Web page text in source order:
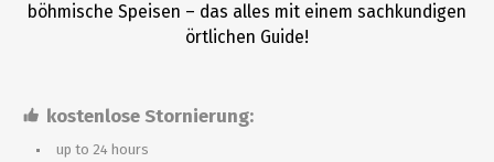
böhmische Speisen – das alles mit einem sachkundigen
örtlichen Guide!
kostenlose Stornierung:
up to 24 hours